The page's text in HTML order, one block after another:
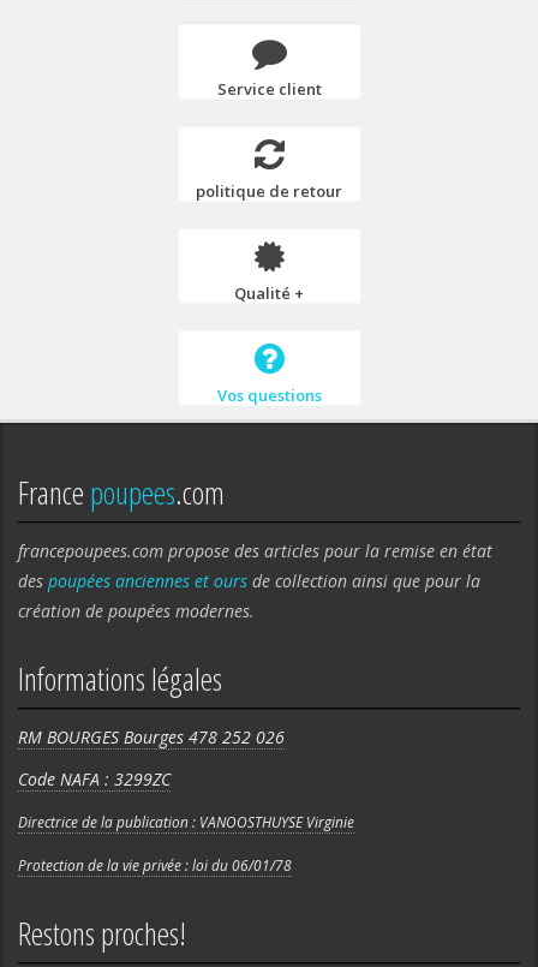
Service client
politique de retour
Qualité +
Vos questions
Francepoupees.com
francepoupees.com propose des articles pour la remise en état
des poupées anciennes et ours de collection ainsi que pour la
création de poupées modernes.
Informations légales
RM BOURGES Bourges 478 252 026
Code NAFA : 3299ZC
Directrice de la publication : VANOOSTHUYSE Virginie
Protection de la vie privée : loi du 06/01/78
Restons proches!